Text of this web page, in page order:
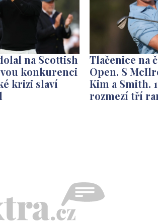
na Scottish
konkurenci
krizi slaví
Tlačenice na
Open. S
Kim a Smith.
rozmezí tří